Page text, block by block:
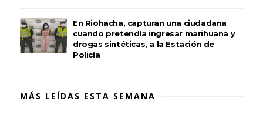
En Riohacha, capturan una ciudadana
cuando pretendía ingresar marihuana y
drogas sintéticas, a la Estación de
Policía
MÁS LEÍDAS ESTA SEMANA